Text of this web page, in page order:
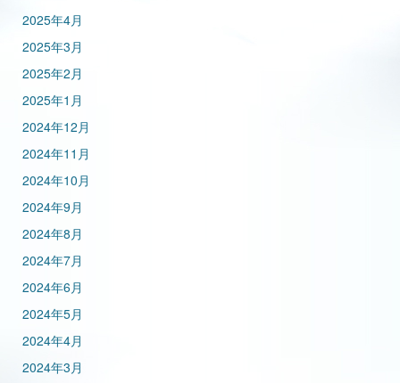
2025年4月
2025年3月
2025年2月
2025年1月
2024年12月
2024年11月
2024年10月
2024年9月
2024年8月
2024年7月
2024年6月
2024年5月
2024年4月
2024年3月